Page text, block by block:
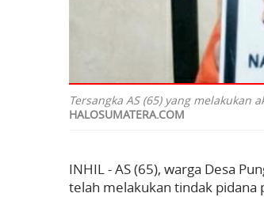
Tersangka AS (65) yang
HALOSUMATERA.COM
INHIL - AS (65), warga Desa
telah melakukan tindak pidana